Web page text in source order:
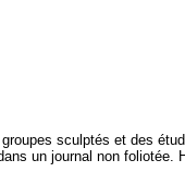
sculptés et des
un journal non foliotée.